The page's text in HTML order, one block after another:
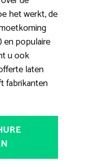
het werkt, de
en populaire
u ook
laten
fabrikanten